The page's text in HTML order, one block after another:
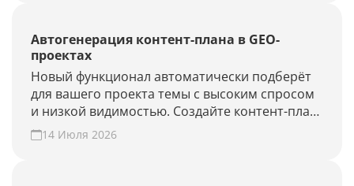
Автогенерация контент-плана в GEO-
проектах
Новый функционал автоматически подберёт
для вашего проекта темы с высоким спросом
и низкой видимостью. Создайте контент-план
за несколько минут и повысьте присутствие
вашего бренда и сайта в ответах нейросетей.
14 Июля 2026